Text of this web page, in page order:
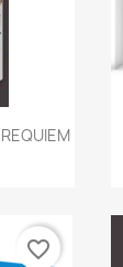
favorite_border